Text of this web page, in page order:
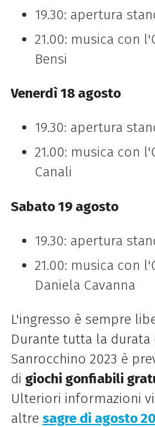
19.30: apertura
21.00: musica con
Bensi
Venerdì 18 agosto
19.30: apertura
21.00: musica con
Canali
Sabato 19 agosto
19.30: apertura
21.00: musica con
Daniela Cavanna
L'ingresso è sempre
Durante tutta la durata
Sanrocchino 2023 è
di giochi gonfiabili
Ulteriori informazioni
altre sagre di agosto